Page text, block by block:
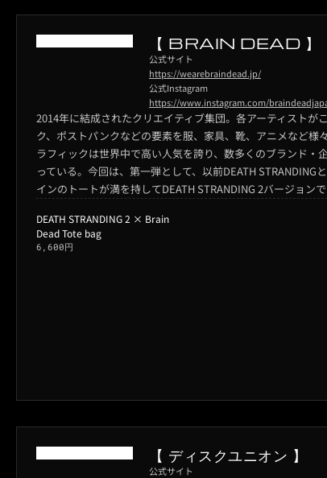
【 BRAIN DEAD 】
公式サイト
https://wearebraindead.jp/
公式Instagram
https://www.instagram.com/
2014年に結成されたクリエイティブ集団。各アーティストが
ク、ポストパンクなどの要素を服、家具、靴、アニメなど様
ラフィックは世界中で高い人気を誇り、数多くのブランド・
っている。今回は、第一弾として、以前DEATH
インのトートが満を持してDEATH STRANDING 2バージョンで
DEATH STRANDING 2 × Brain
Dead Tote bag
6,600円
【 ディスクユニオン 】
公式サイト